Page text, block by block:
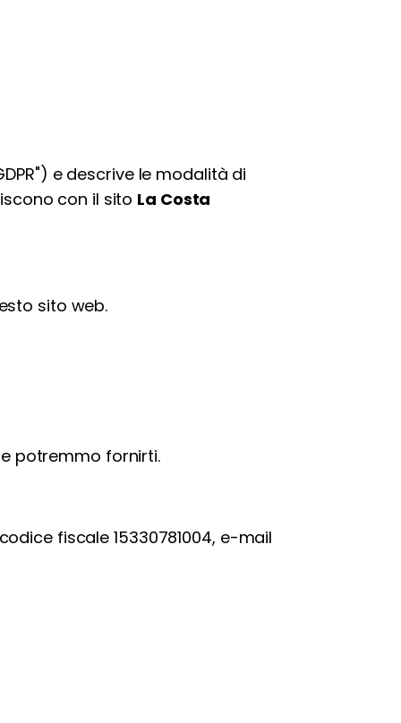
e descrive le modalità di
con il sito La Costa
sito web.
potremmo fornirti.
fiscale 15330781004, e-mail